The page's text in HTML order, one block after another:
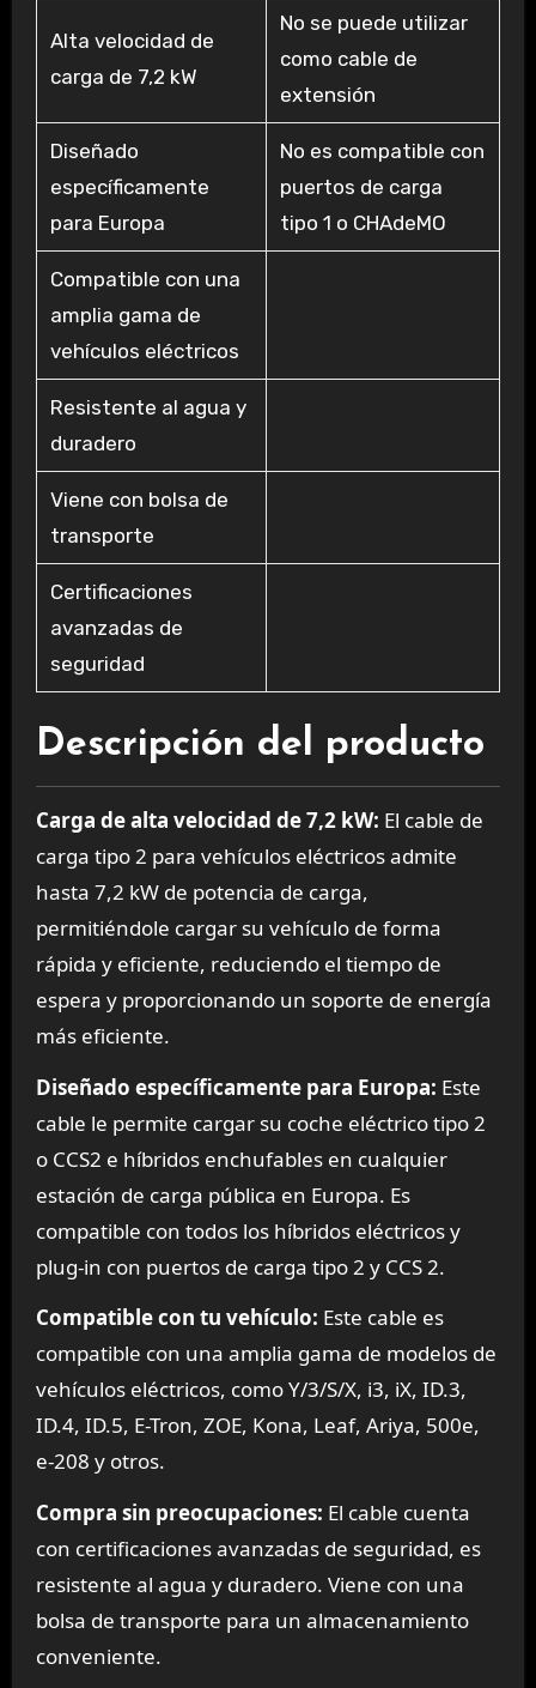
Alta velocidad de
carga de 7,2 kW
No se puede utilizar
como cable de
extensión
Diseñado
específicamente
para Europa
No es compatible con
puertos de carga
tipo 1 o CHAdeMO
Compatible con una
amplia gama de
vehículos eléctricos
Resistente al agua y
duradero
Viene con bolsa de
transporte
Certificaciones
avanzadas de
seguridad
Descripción del producto
Carga de alta velocidad de 7,2 kW: El cable de
carga tipo 2 para vehículos eléctricos admite
hasta 7,2 kW de potencia de carga,
permitiéndole cargar su vehículo de forma
rápida y eficiente, reduciendo el tiempo de
espera y proporcionando un soporte de energía
más eficiente.
Diseñado específicamente para Europa: Este
cable le permite cargar su coche eléctrico tipo 2
o CCS2 e híbridos enchufables en cualquier
estación de carga pública en Europa. Es
compatible con todos los híbridos eléctricos y
plug-in con puertos de carga tipo 2 y CCS 2.
Compatible con tu vehículo: Este cable es
compatible con una amplia gama de modelos de
vehículos eléctricos, como Y/3/S/X, i3, iX, ID.3,
ID.4, ID.5, E-Tron, ZOE, Kona, Leaf, Ariya, 500e,
e-208 y otros.
Compra sin preocupaciones: El cable cuenta
con certificaciones avanzadas de seguridad, es
resistente al agua y duradero. Viene con una
bolsa de transporte para un almacenamiento
conveniente.